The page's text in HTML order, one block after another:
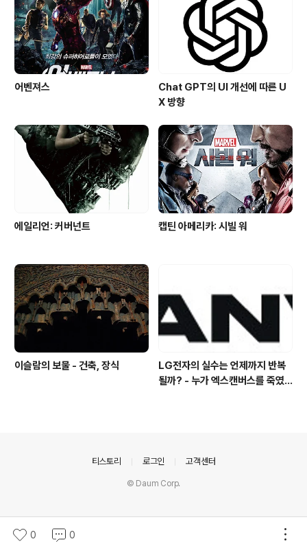
어벤져스
Chat GPT의 UI 개선에 따른 U
X 방향
에일리언: 커버넌트 캡틴 아메리카: 시빌 워
이슬람의 보물 - 건축, 장식
LG전자의 실수는 언제까지 반복
될까? - 누가 엑스캔버스를 죽였
0 0
티스토리 로그인 고객센터
© Daum Corp.